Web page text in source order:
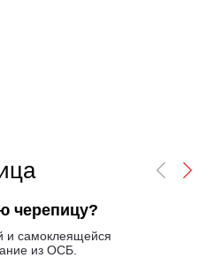
черепицу?
и самоклеящейся
из ОСБ.